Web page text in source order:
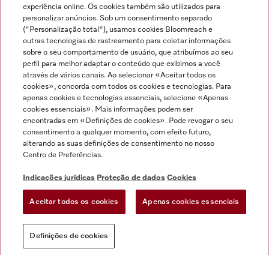
Indicações jurídicas
Condições gerais
Proteção de dados
Condições de utilização
Canal de Ética
Formulário de livre resolução
experiência online. Os cookies também são utilizados para
personalizar anúncios. Sob um consentimento separado
("Personalização total"), usamos cookies Bloomreach e
outras tecnologias de rastreamento para coletar informações
sobre o seu comportamento de usuário, que atribuímos ao seu
perfil para melhor adaptar o conteúdo que exibimos a você
através de vários canais. Ao selecionar «Aceitar todos os
cookies», concorda com todos os cookies e tecnologias. Para
apenas cookies e tecnologias essenciais, selecione «Apenas
cookies essenciais». Mais informações podem ser
encontradas em «Definições de cookies». Pode revogar o seu
consentimento a qualquer momento, com efeito futuro,
alterando as suas definições de consentimento no nosso
Centro de Preferências.
Indicações jurídicas Proteção de dados Cookies
Aceitar todos os cookies Apenas cookies essenciais
Definições de cookies